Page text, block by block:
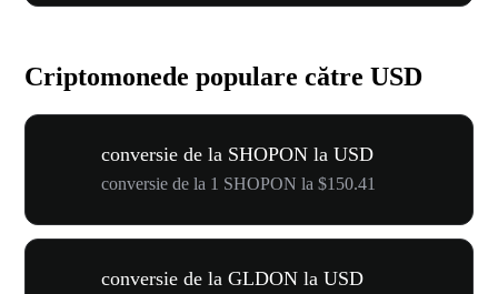
Criptomonede populare către USD
conversie de la SHOPON la USD
conversie de la 1 SHOPON la $150.41
conversie de la GLDON la USD